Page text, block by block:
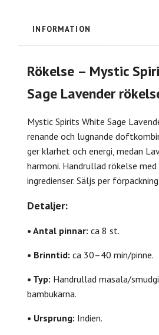
INFORMATION
Rökelse – Mystic
Sage Lavender
Mystic Spirits White Sage
renande och lugnande
ger klarhet och energi, medan
harmoni. Handrullad rökelse
ingredienser. Säljs per
Detaljer:
• Antal pinnar: ca 8 st.
• Brinntid: ca 30–40 min/pinne.
• Typ: Handrullad masala/
bambukärna.
• Ursprung: Indien.